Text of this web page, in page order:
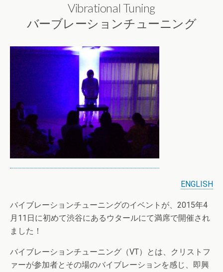
Vibrational Tuning
バーブレーションチューニング
ENGLISH
バイブレーションチューニングのイベントが、2015年4
月11日に初めて渋谷にあるウタールにて満席で開催され
ました！
バイブレーションチューニング（VT）とは、クリストフ
ァーが参加者とその場のバイブレーションを感じ、即興